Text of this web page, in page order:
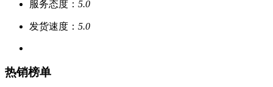
服务态度： 5.0
发货速度： 5.0
热销榜单